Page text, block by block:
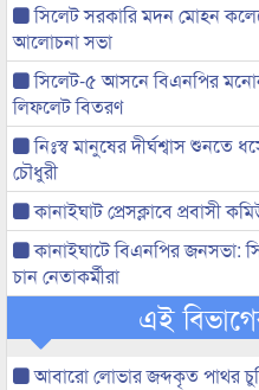
সিলেট সরকারি মদন মোহন
আলোচনা সভা
সিলেট-৫ আসনে বিএনপির
লিফলেট বিতরণ
নিঃস্ব মানুষের দীর্ঘশ্বাস শুনতে
চৌধুরী
কানাইঘাট প্রেসক্লাবে প্রবাসী
কানাইঘাটে বিএনপির জনসভা:
চান নেতাকর্মীরা
এই
আবারো লোভার জব্দকৃত পাথর